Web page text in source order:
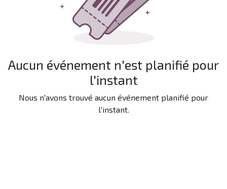
Aucun événement n'est planifié pour
l'instant
Nous n'avons trouvé aucun événement planifié pour
l'instant.